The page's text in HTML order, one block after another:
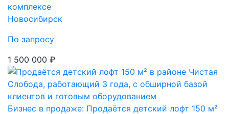
комплексе
Новосибирск
По запросу
1 500 000 ₽
Бизнес в продаже: Продаётся детский лофт 150 м²